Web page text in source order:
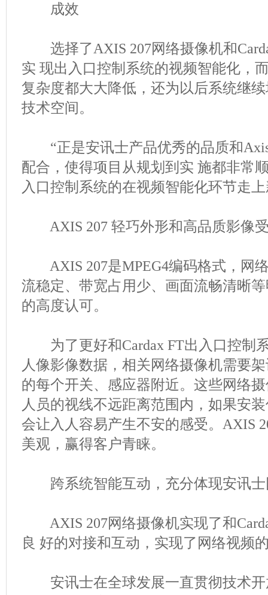
成效
选择了AXIS 207网络摄像机和
实 现出入口控制系统的视频智能化，
复杂度都大大降低，还为以后系统继
技术空间。
“正是安讯士产品优秀的品质和Axis
配合，使得项目从规划到实 施都非常
入口控制系统的在视频智能化环节走
AXIS 207 轻巧外形和高品质影像
AXIS 207是MPEG4编码格式，网
流稳定、带宽占用少、画面流畅清晰
的高度认可。
为了更好和Cardax FT出入口控制
人像影像数据，相关网络摄像机需要
的每个开关、感应器附近。这些网络
人员的视线不远距离范围内，如果安
会让入人容易产生不安的感受。AXIS
美观，赢得客户青睐。
跨系统智能互动，充分体现安讯士
AXIS 207网络摄像机实现了和
良 好的对接和互动，实现了网络视频
安讯士在全球发展一直贯彻技术开